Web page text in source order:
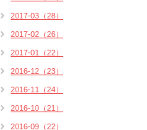
2017-03（28）
2017-02（26）
2017-01（22）
2016-12（23）
2016-11（24）
2016-10（21）
2016-09（22）